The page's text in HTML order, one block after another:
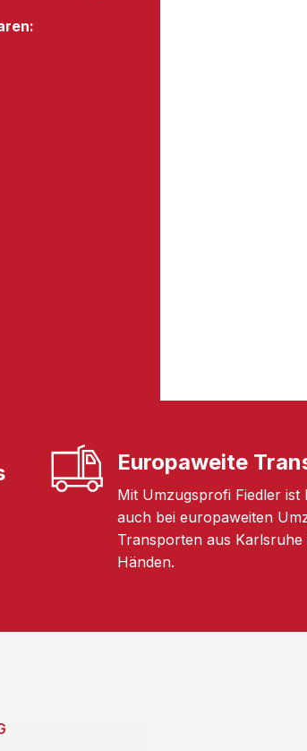
Europaweite
Mit Umzugsprofi Fiedler ist
auch bei europaweiten
Transporten aus Karlsruhe
Händen.